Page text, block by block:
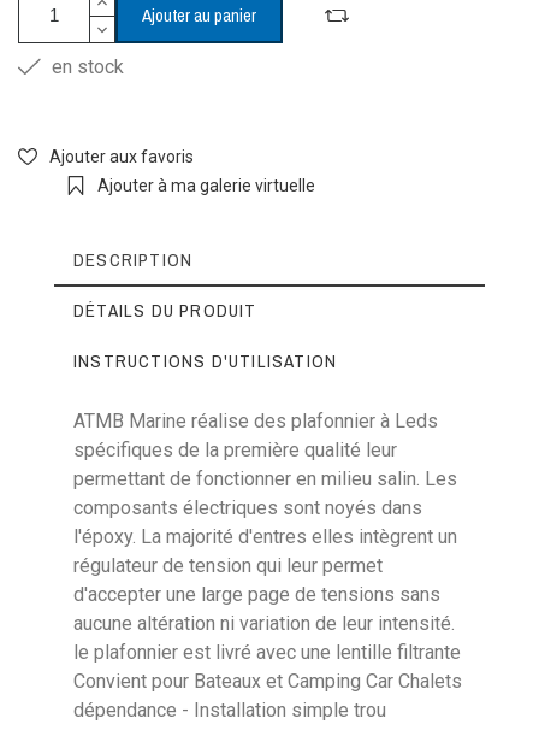
Ajouter au panier
en stock
Ajouter aux favoris
Ajouter à ma galerie virtuelle
DESCRIPTION
DÉTAILS DU PRODUIT
INSTRUCTIONS D'UTILISATION
ATMB Marine réalise des plafonnier à Leds
spécifiques de la première qualité leur
permettant de fonctionner en milieu salin. Les
composants électriques sont noyés dans
l'époxy. La majorité d'entres elles intègrent un
régulateur de tension qui leur permet
d'accepter une large page de tensions sans
aucune altération ni variation de leur intensité.
le plafonnier est livré avec une lentille filtrante
Convient pour Bateaux et Camping Car Chalets
dépendance - Installation simple trou
RéférenceLBL19W
Poids 0,1 Kg
Tension 12/24V
Puissance 45W
plafonnier 18 Leds etanche